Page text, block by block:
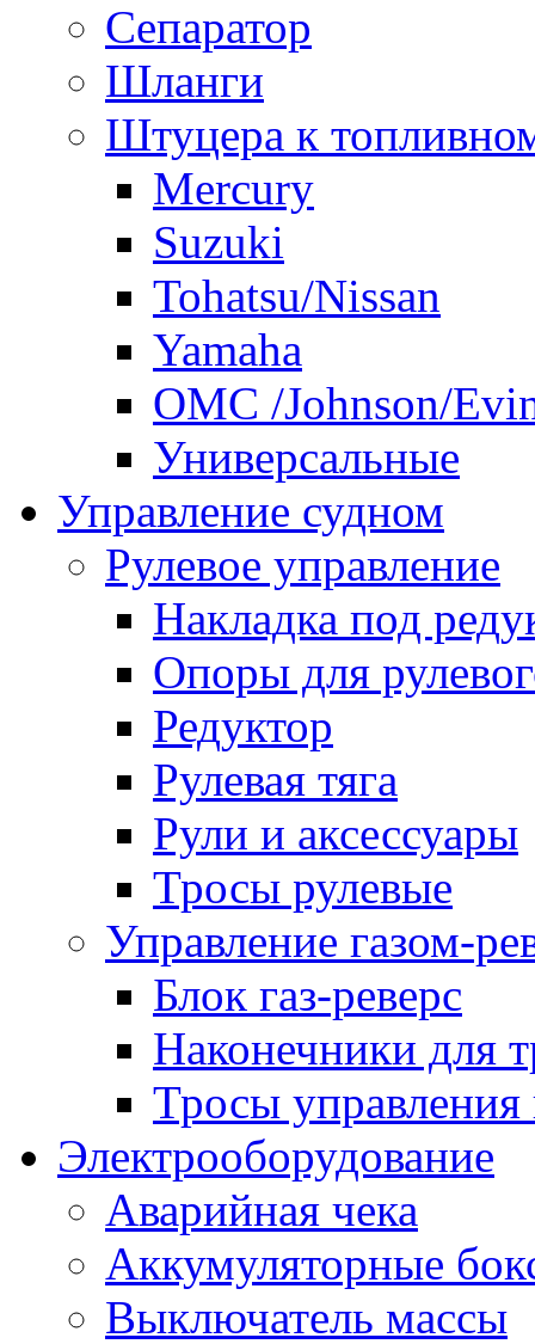
Сепаратор
Шланги
Штуцера к
Mercury
Suzuki
Tohatsu/Nissan
Yamaha
ОМС /Johnson/
Универсальные
Управление судном
Рулевое управление
Накладка под
Опоры для
Редуктор
Рулевая тяга
Рули и аксессуары
Тросы рулевые
Управление газом-
Блок газ-реверс
Наконечники для
Тросы управления
Электрооборудование
Аварийная чека
Аккумуляторные
Выключатель массы